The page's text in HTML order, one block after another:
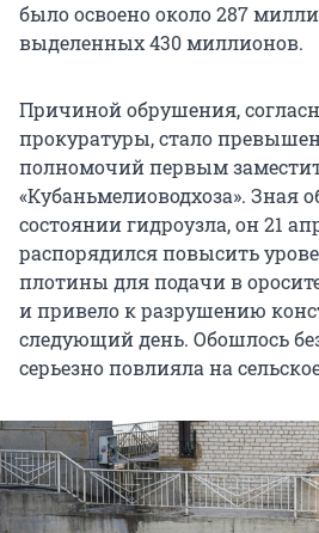
было освоено около 287
выделенных 430 миллионов.
Причиной обрушения,
прокуратуры, стало
полномочий первым
«Кубаньмелиоводхоза». Зная
состоянии гидроузла, он 21
распорядился повысить
плотины для подачи в
и привело к разрушению
следующий день. Обошлось
серьезно повлияла на